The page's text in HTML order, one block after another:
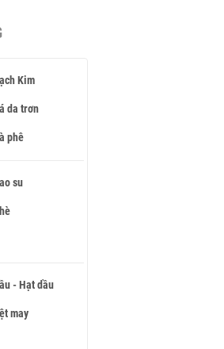
Kim
da trơn
phê
su
- Hạt dầu
may